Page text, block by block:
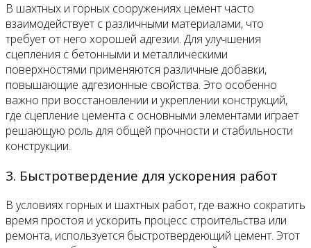
В шахтных и горных сооружениях цемент часто
взаимодействует с различными материалами, что
требует от него хорошей адгезии. Для улучшения
сцепления с бетонными и металлическими
поверхностями применяются различные добавки,
повышающие адгезионные свойства. Это особенно
важно при восстановлении и укреплении конструкций,
где сцепление цемента с основными элементами играет
решающую роль для общей прочности и стабильности
конструкции.
3. Быстротвердение для ускорения работ
В условиях горных и шахтных работ, где важно сократить
время простоя и ускорить процесс строительства или
ремонта, используется быстротвердеющий цемент. Этот